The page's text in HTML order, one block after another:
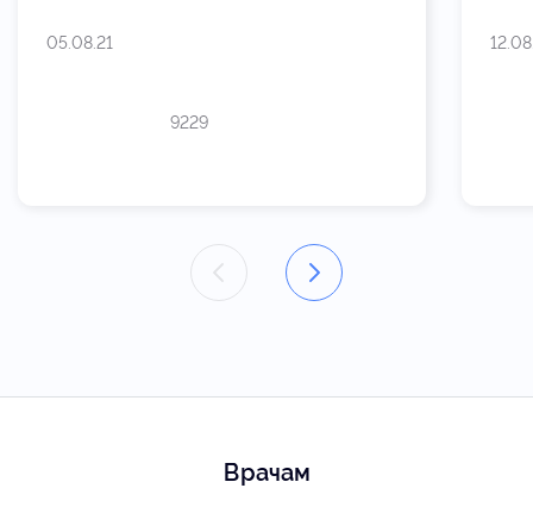
05.08.21
9229
Врачам